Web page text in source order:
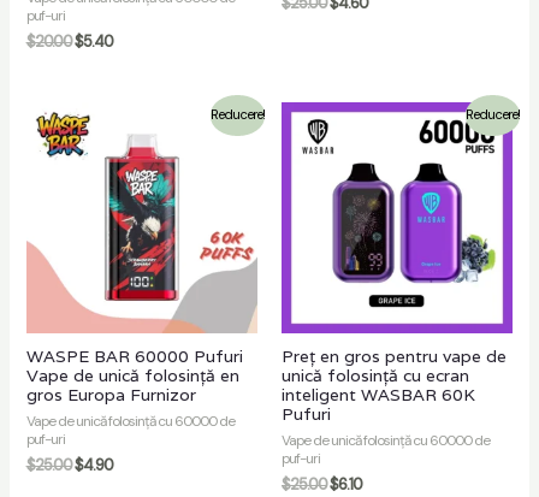
puf-uri
$20.00$5.40
$25.00$4.60
Reducere!
WASPE BAR 60000 Pufuri
Vape de unică folosință en
gros Europa Furnizor
Vape de unică folosință cu 60000 de
puf-uri
$25.00$4.90
Reducere!
Preț en gros pentru vape de
unică folosință cu ecran
inteligent WASBAR 60K
Pufuri
Vape de unică folosință cu 60000 de
puf-uri
$25.00$6.10